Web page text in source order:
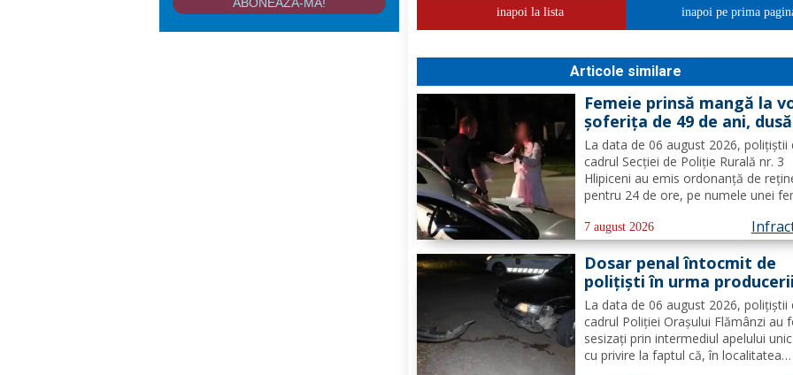
inapoi la lista inapoi pe prima
Articole similare
Femeie prinsă mangă la
șoferița de 49 de ani, dusă
direct în arest
La data de 06 august 2026, polițiștii
cadrul Secției de Poliție Rurală nr. 3
Hlipiceni au emis ordonanță de
pentru 24 de ore, pe numele unei
cercetată pentru comiterea
conducerea unui vehicul sub
alcoolului. În urma...
7 august 2026
Dosar penal întocmit de
polițiști în urma producerii
unui accidenr. Un șofer
lovit un cap de pod
La data de 06 august 2026, polițiștii
cadrul Poliției Orașului Flămânzi au
sesizați prin intermediul apelului
cu privire la faptul că, în localitatea